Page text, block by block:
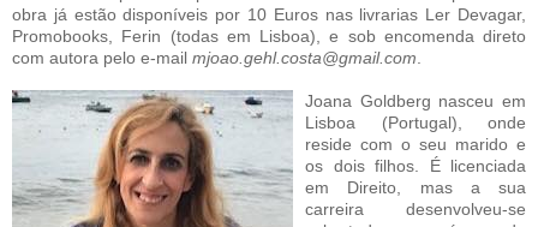
obra já estão disponíveis por 10 Euros nas livrarias Ler Devagar,
Promobooks, Ferin (todas em Lisboa), e sob encomenda direto
com autora pelo e-mail mjoao.gehl.costa@gmail.com
Joana Goldberg nasceu em
Lisboa (Portugal), onde
reside com o seu marido e
os dois filhos. É licenciada
em Direito, mas a sua
carreira desenvolveu-se